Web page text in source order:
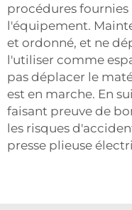
procédures
l'équipement.
et ordonné, et ne
l'utiliser comme
pas déplacer le
est en marche. En
faisant preuve de
les risques
presse plieuse